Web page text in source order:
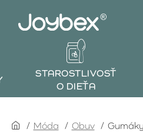
STAROSTLIVOSŤ
O DIEŤA
homeMóda Obuv Gumáky